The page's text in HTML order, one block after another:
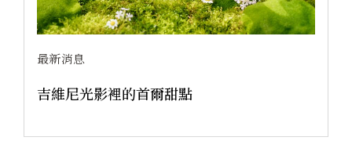
爾甜點